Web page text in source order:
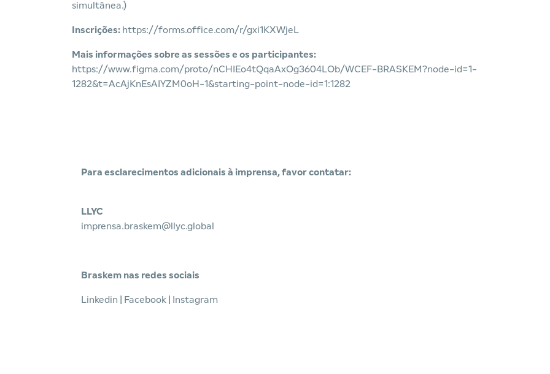
simultânea.)
Inscrições: https://forms.office.com/r/gxi1KXWjeL
Mais informações sobre as sessões e os participantes:
https://www.figma.com/proto/nCHIEo4tQqaAxOg3604LOb/WCEF-BRASKEM?node-id=1-
1282&t=AcAjKnEsAIYZM0oH-1&starting-point-node-id=1:1282
Para esclarecimentos adicionais à imprensa, favor contatar:
LLYC
imprensa.braskem@llyc.global
Braskem nas redes sociais
Linkedin Facebook Instagram